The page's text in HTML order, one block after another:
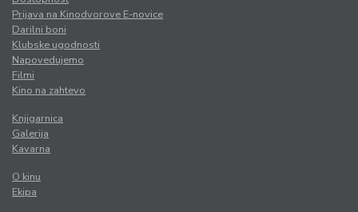
Prijava na Kinodvorove E-novice
Darilni boni
Klubske ugodnosti
Napovedujemo
Filmi
Kino na zahtevo
Knjigarnica
Galerija
Kavarna
O kinu
Ekipa